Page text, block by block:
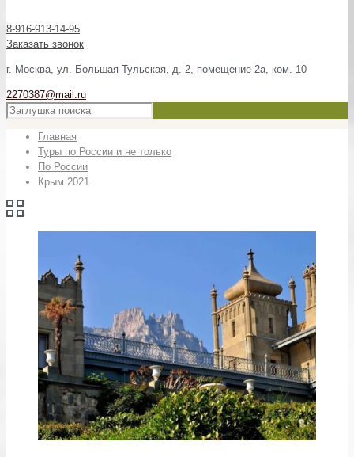
8-916-913-14-95
Заказать звонок
г. Москва, ул. Большая Тульская, д. 2, помещение 2а, ком. 10
2270387@mail.ru
Главная
Туры по России и не только
По России
Крым 2021